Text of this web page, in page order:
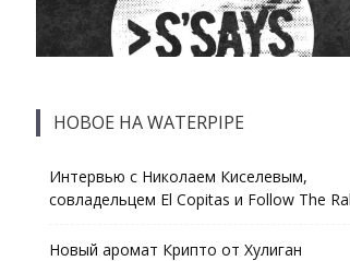
НОВОЕ НА WATERPIPE
Интервью с Николаем Киселевым,
совладельцем El Copitas и Follow The
Новый аромат Крипто от Хулиган